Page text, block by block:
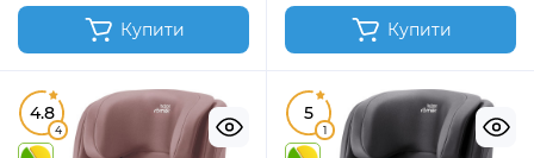
Купити Купити
4.8
4
5
1